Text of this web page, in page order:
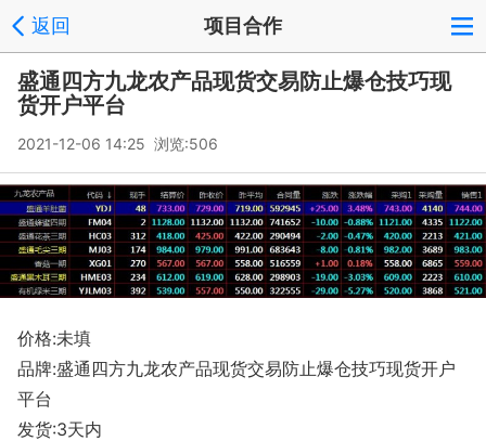
返回 项目合作
盛通四方九龙农产品现货交易防止爆仓技巧现
货开户平台
2021-12-06 14:25 浏览:506
价格:未填
品牌:盛通四方九龙农产品现货交易防止爆仓技巧现货开户
平台
发货:3天内